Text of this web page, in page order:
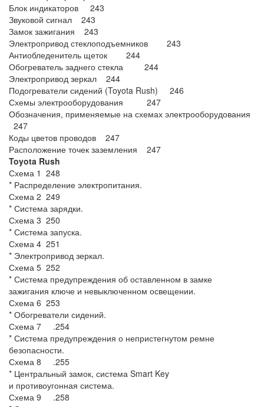
Блок индикаторов 243
Звуковой сигнал 243
Замок зажигания 243
Электропривод стеклоподъемников 243
Антиобледенитель щеток 244
Обогреватель заднего стекла 244
Электропривод зеркал 244
Подогреватели сидений (Toyota Rush) 246
Схемы электрооборудования 247
Обозначения, применяемые на схемах электрооборудования
247
Коды цветов проводов 247
Расположение точек заземления 247
Toyota Rush
Схема 1 248
* Распределение электропитания.
Схема 2 249
* Система зарядки.
Схема 3 250
* Система запуска.
Схема 4 251
* Электропривод зеркал.
Схема 5 252
* Система предупреждения об оставленном в замке
зажигания ключе и невыключенном освещении.
Схема 6 253
* Обогреватели сидений.
Схема 7 .254
* Система предупреждения о непристегнутом ремне
безопасности.
Схема 8 .255
* Центральный замок, система Smart Key
и противоугонная система.
Схема 9 .258